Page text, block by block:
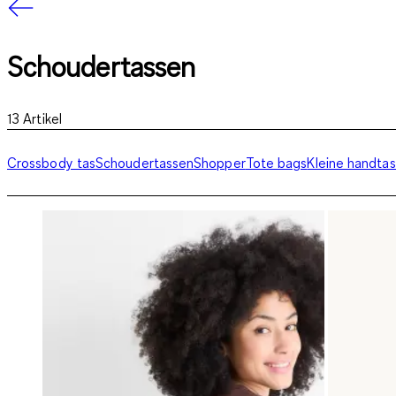
Schoudertassen
13 Artikel
Crossbody tasSchoudertassenShopperTote bagsKleine